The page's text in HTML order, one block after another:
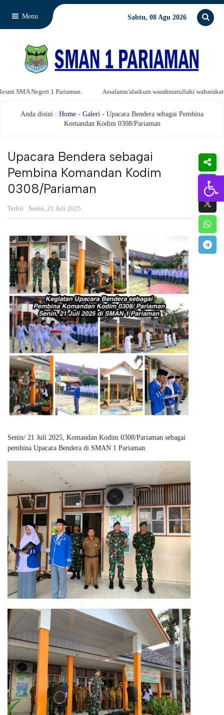
Menu Sabtu, 08 Agu 2026
Assalamu'alaikum warahmatullahi wabarakatuh. Selamat Datang di
Anda disini : Home - Galeri - Upacara Bendera sebagai Pembina
Komandan Kodim 0308/Pariaman
Upacara Bendera sebagai
Pembina Komandan Kodim
0308/Pariaman
Terbit : Senin, 21 Juli 2025
Senin/ 21 Juli 2025, Komandan Kodim 0308/Pariaman sebagai
pembina Upacara Bendera di SMAN 1 Pariaman